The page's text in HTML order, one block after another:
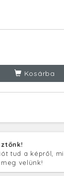
Kosárba
tud a képről,
velünk!